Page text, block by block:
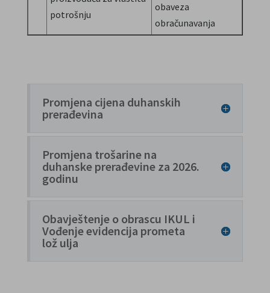
potrošnju
obaveza
obračunavanja
Promjena cijena duhanskih
prerađevina
Promjena trošarine na
duhanske prerađevine za 2026.
godinu
Obavještenje o obrascu IKUL i
Vođenje evidencija prometa
lož ulja